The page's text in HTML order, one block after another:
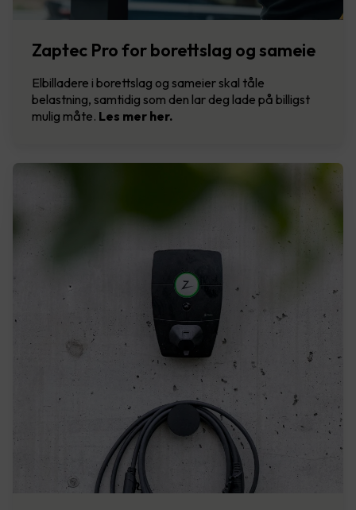
Zaptec Pro for borettslag og sameie
Elbilladere i borettslag og sameier skal tåle
belastning, samtidig som den lar deg lade på billigst
mulig måte. Les mer her.